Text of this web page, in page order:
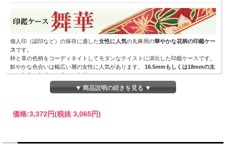
個人印（認印など）の保存に適した女性に人気の丸棒用の華やかな花柄の印鑑ケー
スです。
枠と革の色柄をコーディネイトしてモダンなテイストに演出した印鑑ケースです。
鮮やかな色合いは幅広い層の女性に人気があります。 16.5mmもしくは18mmの太
さの印章（印鑑）に適した印鑑ケースです。
デザインは、４種類からお選びいただけます。
▼ 商品説明の続きを見る ▼
価格:3,372円(税抜 3,065円)